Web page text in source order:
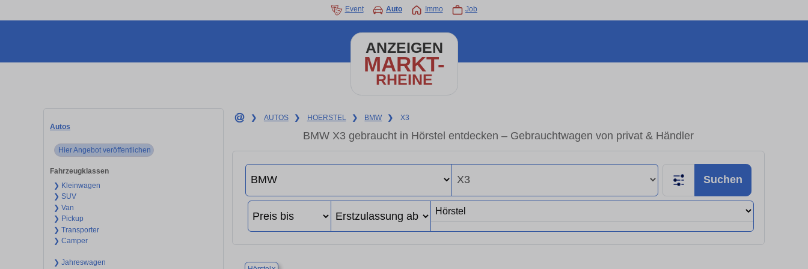
Event Auto Immo Job
ANZEIGEN
MARKT-
RHEINE
Autos
Hier Angebot veröffentlichen
Fahrzeugklassen
❯ Kleinwagen
❯ SUV
❯ Van
❯ Pickup
❯ Transporter
❯ Camper
❯ Jahreswagen
❯ AUTOS ❯ HOERSTEL ❯ BMW ❯ X3
BMW X3 gebraucht in Hörstel entdecken – Gebrauchtwagen von privat & Händler
Suchen